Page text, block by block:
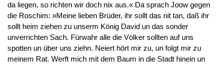
da liegen, so richten wir doch nix aus.« Da sprach Joow gegen
die Roschim: »Meine lieben Brüder, ihr sollt das nit tan, daß ihr
sollt heim ziehen zu unserm König David un das sonder
unverrichten Sach. Fürwahr alle die Völker sollten auf uns
spotten un über uns ziehn. Neiert hört mir zu, un folgt mir zu
meinem Rat. Werft mich mit dem Baum in die Stadt hinein un